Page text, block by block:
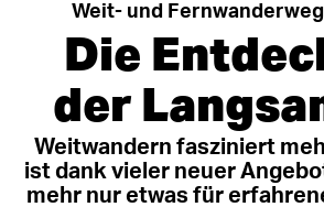
Weit- und
Die
der
Weitwandern fasziniert
ist dank vieler neuer
mehr nur etwas für